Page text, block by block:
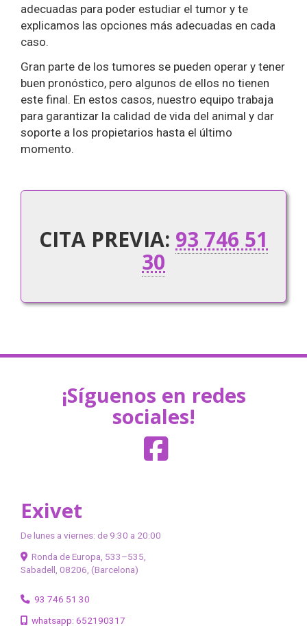
adecuadas para poder estudiar el tumor y te
explicamos las opciones más adecuadas en cada
caso.
Gran parte de los tumores se pueden operar y tener
buen pronóstico, pero algunos de ellos no tienen
este final. En estos casos, nuestro equipo trabaja
para garantizar la calidad de vida del animal y dar
soporte a los propietarios hasta el último
momento.
CITA PREVIA: 93 746 51
30
¡Síguenos en redes
sociales!
Exivet
De lunes a viernes: de 9:30 a 20:00
Ronda de Europa, 533–535,
Sabadell 08206 (Barcelona)
93 746 51 30
whatsapp: 652190317